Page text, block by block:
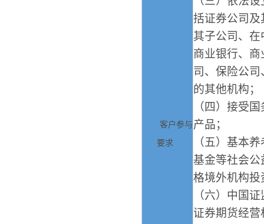
客户参与
要求
括证券公司
其子公司、
商业银行、
司、保险公
的其他机构；
（四）接受
产品；
（五）基本
基金等社会
格境外机构投
（六）中国
证券期货经